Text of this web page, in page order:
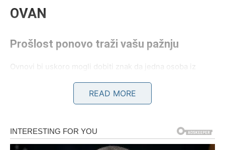
OVAN
Prošlost ponovo traži vašu pažnju
Ovnovi bi uskoro mogli dobiti znak da jedna osoba iz
slučajan susret ili informacija koja dolazi preko
zajedničkih prijatelja.
Iako ćete na početku pokušati djelovati ravnodušno,
duboko u sebi znaćete da vas je to dotaklo mnogo više
READ MORE